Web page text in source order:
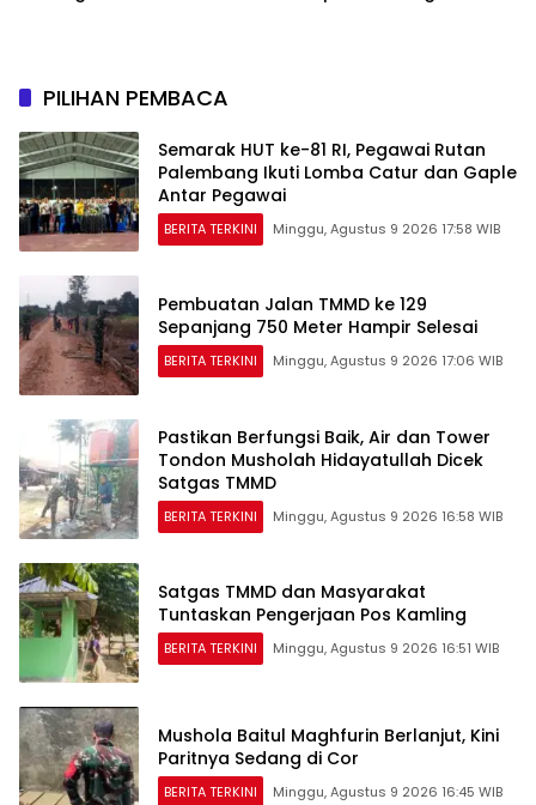
PILIHAN PEMBACA
Semarak HUT ke-81 RI, Pegawai Rutan
Palembang Ikuti Lomba Catur dan Gaple
Antar Pegawai
BERITA TERKINI Minggu, Agustus 9 2026 17:58 WIB
Pembuatan Jalan TMMD ke 129
Sepanjang 750 Meter Hampir Selesai
BERITA TERKINI Minggu, Agustus 9 2026 17:06 WIB
Pastikan Berfungsi Baik, Air dan Tower
Tondon Musholah Hidayatullah Dicek
Satgas TMMD
BERITA TERKINI Minggu, Agustus 9 2026 16:58 WIB
Satgas TMMD dan Masyarakat
Tuntaskan Pengerjaan Pos Kamling
BERITA TERKINI Minggu, Agustus 9 2026 16:51 WIB
Mushola Baitul Maghfurin Berlanjut, Kini
Paritnya Sedang di Cor
BERITA TERKINI Minggu, Agustus 9 2026 16:45 WIB